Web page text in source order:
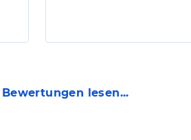
Bewertungen lesen...